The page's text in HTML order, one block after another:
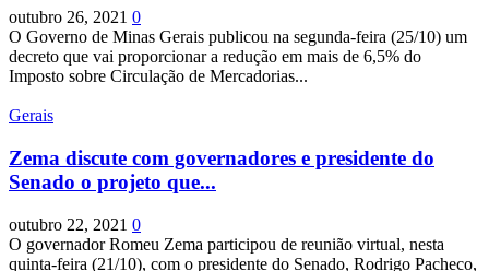
outubro 26, 2021 0
O Governo de Minas Gerais publicou na segunda-feira (25/10) um
decreto que vai proporcionar a redução em mais de 6,5% do
Imposto sobre Circulação de Mercadorias...
Gerais
Zema discute com governadores e presidente do
Senado o projeto que...
outubro 22, 2021 0
O governador Romeu Zema participou de reunião virtual, nesta
quinta-feira (21/10), com o presidente do Senado, Rodrigo Pacheco,